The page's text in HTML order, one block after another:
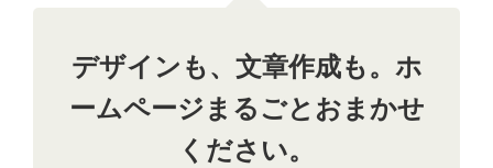
デザインも、文章作成も。ホ
ームページまるごとおまかせ
ください。